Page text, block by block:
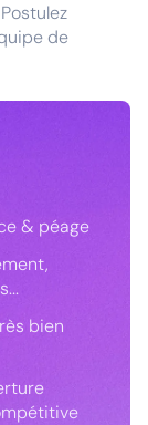
de
& péage
bien